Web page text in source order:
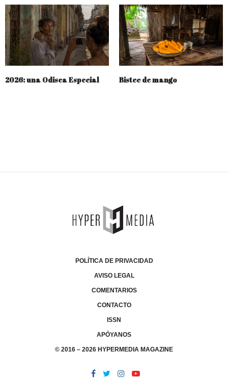
2026: una Odisea Especial Bistec de mango
POLÍTICA DE PRIVACIDAD
AVISO LEGAL
COMENTARIOS
CONTACTO
ISSN
APÓYANOS
© 2016 – 2026 HYPERMEDIA MAGAZINE